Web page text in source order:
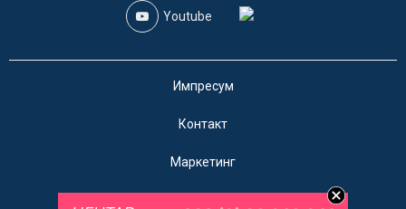
Youtube
Импресум
Контакт
Маркетинг